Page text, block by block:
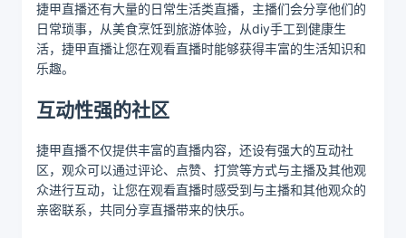
捷甲直播还有大量的日常生活类直播，主播们会分享他们的
日常琐事，从美食烹饪到旅游体验，从diy手工到健康生
活，捷甲直播让您在观看直播时能够获得丰富的生活知识和
乐趣。
互动性强的社区
捷甲直播不仅提供丰富的直播内容，还设有强大的互动社
区，观众可以通过评论、点赞、打赏等方式与主播及其他观
众进行互动，让您在观看直播时感受到与主播和其他观众的
亲密联系，共同分享直播带来的快乐。